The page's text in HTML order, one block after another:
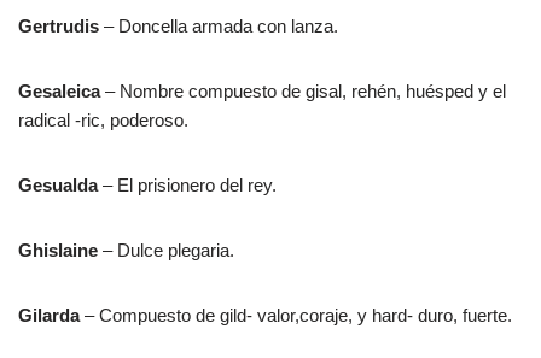
Gertrudis – Doncella armada con lanza.
Gesaleica– Nombre compuesto de gisal, rehén, huésped y el
radical -ric, poderoso.
Gesualda– El prisionero del rey.
Ghislaine – Dulce plegaria.
Gilarda– Compuesto de gild- valor,coraje, y hard- duro, fuerte.